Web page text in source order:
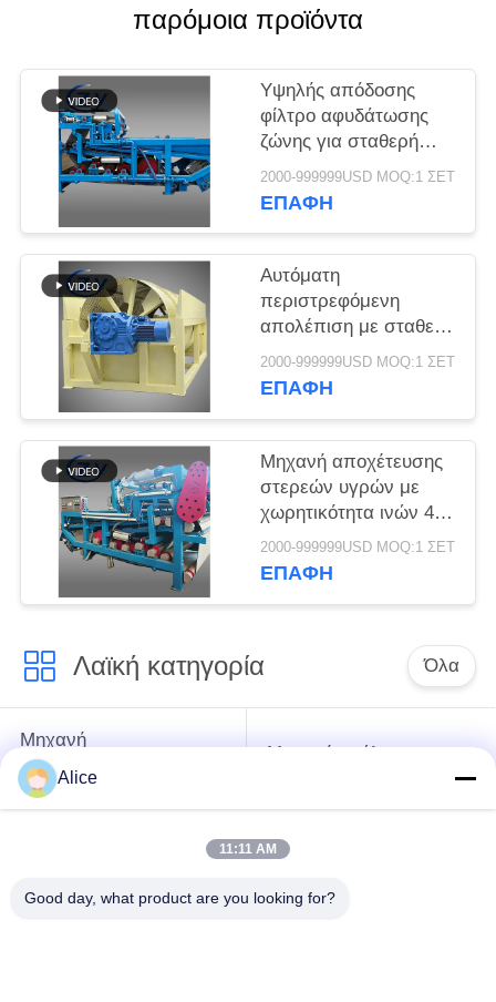
SITEMAP
PRIVACY
POLICY
παρόμοια προϊόντα
Υψηλής απόδοσης
φίλτρο αφυδάτωσης
ζώνης για σταθερή
αποβρύθμιση
λιπασμάτων σε
κασσάβης
2000-999999USD MOQ:1 ΣΕΤ
ΕΠΑΦΉ
Αυτόματη
περιστρεφόμενη
απολέπιση με σταθερή
απόδοση για την
παραγωγή άμυλου
2000-999999USD MOQ:1 ΣΕΤ
ΕΠΑΦΉ
Μηχανή αποχέτευσης
στερεών υγρών με
χωρητικότητα ινών 4 τ/
ώρα για συνεχή
λειτουργία
2000-999999USD MOQ:1 ΣΕΤ
ΕΠΑΦΉ
Λαϊκή κατηγορία Όλα
Μηχανή
επεξεργασίας
αμύλου μανιόκων
Μηχανή αμύλου
πατατών
Μηχανή
αλευριού μανιόκων
Alice
11:11 AM
Good day, what product are you looking for?